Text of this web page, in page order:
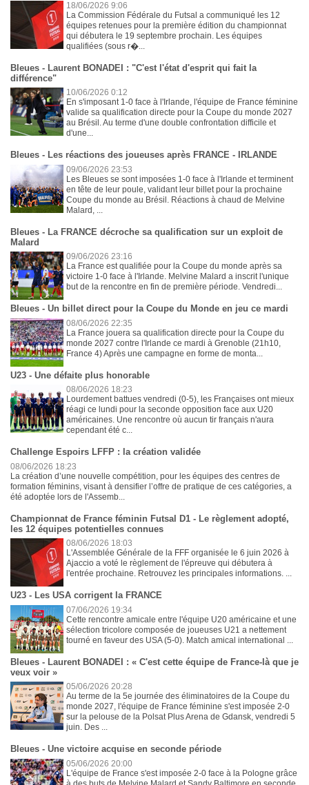
18/06/2026 9:06
La Commission Fédérale du Futsal a communiqué les 12
équipes retenues pour la première édition du championnat
qui débutera le 19 septembre prochain. Les équipes
qualifiées (sous r�...
Bleues - Laurent BONADEI : "C'est l'état d'esprit qui fait la
différence"
10/06/2026 0:12
En s'imposant 1-0 face à l'Irlande, l'équipe de France féminine
valide sa qualification directe pour la Coupe du monde 2027
au Brésil. Au terme d'une double confrontation difficile et
d'une...
Bleues - Les réactions des joueuses après FRANCE - IRLANDE
09/06/2026 23:53
Les Bleues se sont imposées 1-0 face à l'Irlande et terminent
en tête de leur poule, validant leur billet pour la prochaine
Coupe du monde au Brésil. Réactions à chaud de Melvine
Malard, ...
Bleues - La FRANCE décroche sa qualification sur un exploit de
Malard
09/06/2026 23:16
La France est qualifiée pour la Coupe du monde après sa
victoire 1-0 face à l'Irlande. Melvine Malard a inscrit l'unique
but de la rencontre en fin de première période. Vendredi...
Bleues - Un billet direct pour la Coupe du Monde en jeu ce mardi
08/06/2026 22:35
La France jouera sa qualification directe pour la Coupe du
monde 2027 contre l'Irlande ce mardi à Grenoble (21h10,
France 4) Après une campagne en forme de monta...
U23 - Une défaite plus honorable
08/06/2026 18:23
Lourdement battues vendredi (0-5), les Françaises ont mieux
réagi ce lundi pour la seconde opposition face aux U20
américaines. Une rencontre où aucun tir français n'aura
cependant été c...
Challenge Espoirs LFFP : la création validée
08/06/2026 18:23
La création d’une nouvelle compétition, pour les équipes des centres de
formation féminins, visant à densifier l’offre de pratique de ces catégories, a
été adoptée lors de l'Assemb...
Championnat de France féminin Futsal D1 - Le règlement adopté,
les 12 équipes potentielles connues
08/06/2026 18:03
L'Assemblée Générale de la FFF organisée le 6 juin 2026 à
Ajaccio a voté le règlement de l'épreuve qui débutera à
l'entrée prochaine. Retrouvez les principales informations. ...
U23 - Les USA corrigent la FRANCE
07/06/2026 19:34
Cette rencontre amicale entre l'équipe U20 américaine et une
sélection tricolore composée de joueuses U21 a nettement
tourné en faveur des USA (5-0). Match amical international ...
Bleues - Laurent BONADEI : « C'est cette équipe de France-là que je
veux voir »
05/06/2026 20:28
Au terme de la 5e journée des éliminatoires de la Coupe du
monde 2027, l'équipe de France féminine s'est imposée 2-0
sur la pelouse de la Polsat Plus Arena de Gdansk, vendredi 5
juin. Des ...
Bleues - Une victoire acquise en seconde période
05/06/2026 20:00
L'équipe de France s'est imposée 2-0 face à la Pologne grâce